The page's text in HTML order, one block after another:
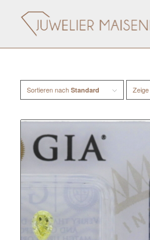
Sortieren nach Standard Zeige